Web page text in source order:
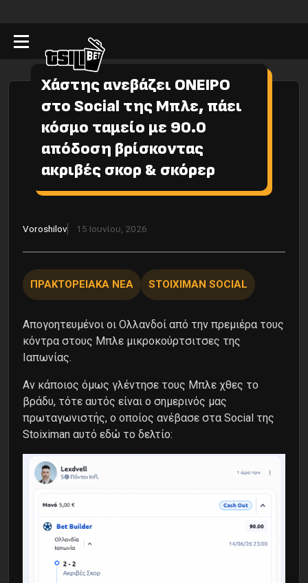
Χάστης ανεβάζει ΟΝΕΙΡΟ
στο Social της Μπλε, πάει
κόσμο ταμείο με 90.0
απόδοση βρίσκοντας
ακριβές σκορ & σκόρερ
Voroshilov 15 Ιουνίου, 2026
ΠΡΑΚΤΟΡΕΙΑΚΑ ΝΕΑ STOIXIMAN SOCIAL
Απογοητευμένοι οι Ολλανδοί από την πρεμιέρα τους
κόντρα στους Μπλε μικροκούρτσιτσες της
Ιαπωνίας.
Αν κάποιος όμως γλέντησε τους Μπλε χθες το
βράδυ, τότε αυτός είναι ο σημερινός μας
πρωταγωνιστής, ο οποίος ανέβασε στα Social της
Stoiximan αυτό εδώ το δελτίο: